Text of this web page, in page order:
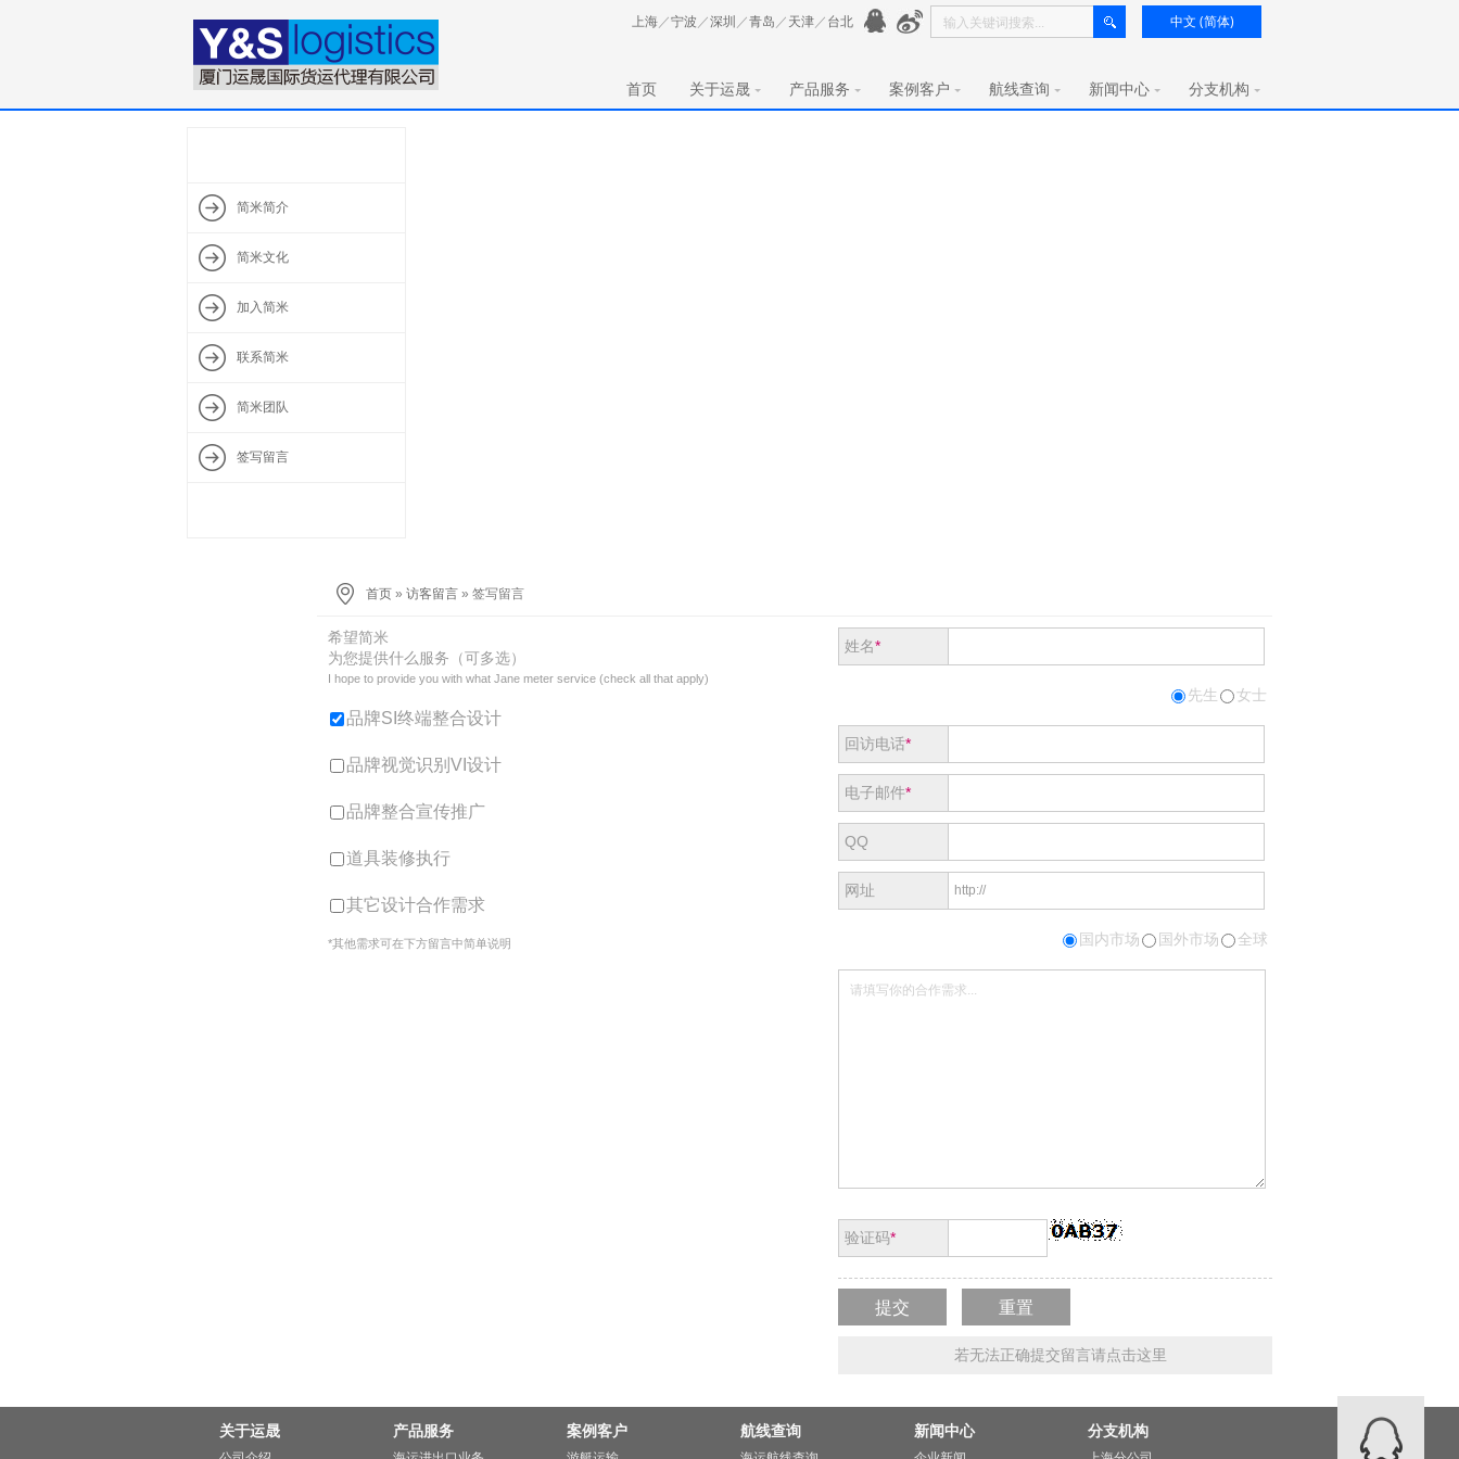
上海／宁波 ／深圳 ／青岛 ／ 天津／ 台北
首页 关于运晟 产品服务 案例客户 航线查询 新闻中心 分支机构
中文 (简体)
简米简介
简米文化
加入简米
联系简米
简米团队
签写留言
首页 » 访客留言 » 签写留言
希望简米
为您提供什么服务（可多选）
I hope to provide you with what Jane meter service (check all that apply)
品牌SI终端整合设计
品牌视觉识别VI设计
品牌整合宣传推广
道具装修执行
其它设计合作需求
*其他需求可在下方留言中简单说明
姓名*
先生 女士
回访电话*
电子邮件*
QQ
网址
国内市场 国外市场 全球
验证码*
若无法正确提交留言请点击这里
关于运晟 产品服务 案例客户 航线查询 新闻中心 分支机构